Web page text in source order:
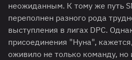
неожиданным. К тому же путь
переполнен разного рода
выступления в лигах DPC.
присоединения "Нуна",
оживило не только команду, но